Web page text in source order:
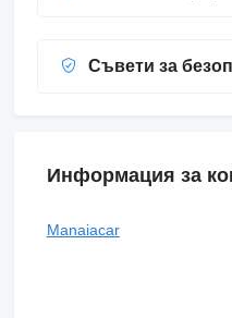
Съвети за
Информация за
Manaiacar